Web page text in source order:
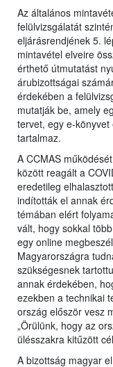
Az általános
felülvizsgálatát
eljárásrendjének 5.
mintavétel elveire
érthető útmutatást
árubizottságai
érdekében a
mutatják be, amely
tervet, egy e-
tartalmaz.
A CCMAS
között reagált a
eredetileg
indították el annak
témában elért
vált, hogy sokkal
egy online
Magyarországra
szükségesnek
annak érdekében,
ezekben a technikai
ország először vesz
„Örülünk, hogy az
ülésszakra kitűzött
A bizottság magyar